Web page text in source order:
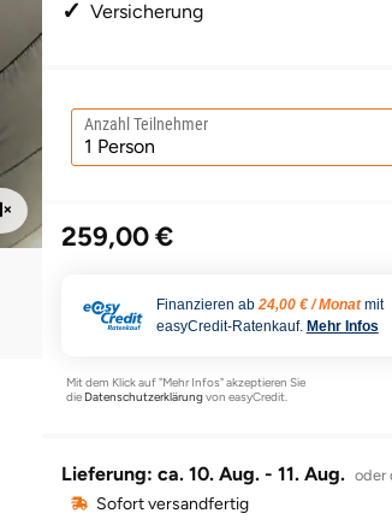
Versicherung
Anzahl Teilnehmer
259,00 €
Finanzieren ab 24,00 € / Monat mit
easyCredit-Ratenkauf. Mehr Infos
Mit dem Klick auf "Mehr Infos" akzeptieren Sie
die Datenschutzerklärungvon easyCredit.
Lieferung: ca. 10. Aug. - 11. Aug. oder
Sofort versandfertig